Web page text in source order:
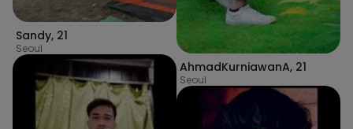
Sandy, 21
Seoul
AhmadKurniawanA, 21
Seoul